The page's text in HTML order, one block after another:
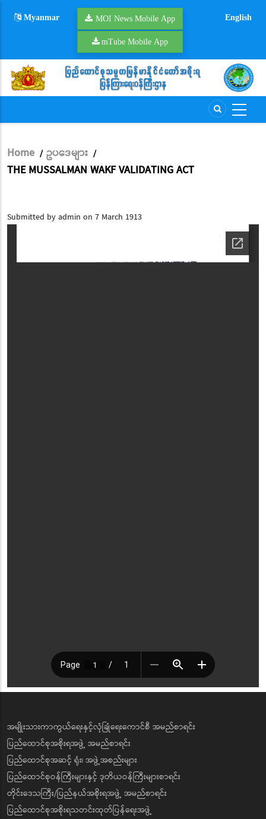
Myanmar MOI News Mobile App
mTube Mobile App
English
Breadcrumb
Home / ဥပဒေများ /
THE MUSSALMAN WAKF VALIDATING ACT
Submitted byadmin on 7 March 1913
အမျိုးသားကာကွယ်ရေးနှင့်လုံခြုံရေးကောင်စီ အမည်စာရင်း
ပြည်ထောင်စုအစိုးရအဖွဲ့ အမည်စာရင်း
ပြည်ထောင်စုအဆင့် ရုံး၊ အဖွဲ့အစည်းများ
ပြည်ထောင်စုဝန်ကြီးများနှင့် ဒုတိယဝန်ကြီးများစာရင်း
တိုင်းဒေသကြီး/ပြည်နယ်အစိုးရအဖွဲ့ အမည်စာရင်း
ပြည်ထောင်စုအစိုးရသတင်းထုတ်ပြန်ရေးအဖွဲ့